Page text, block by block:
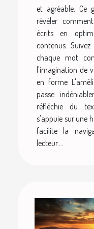
et agréable. Ce
révéler
écrits en
contenus.
chaque mot
l'imagination de
en forme
passe
réfléchie du
s'appuie sur une
facilite la
lecteur....